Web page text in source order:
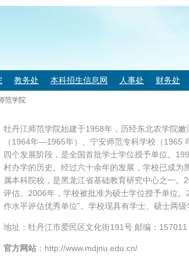
教务处 本科招生信息网 人事处 财务处
范学院
牡丹江师范学院始建于1958年，历经东北农学院
（1964年—1965年）、宁安师范专科学校（1965
四个发展阶段，是全国首批学士学位授予单位。
村办学的历史。经过六十余年的发展，学校已成
属本科院校，是黑龙江省基础教育研究中心之一
评估。2006年，学校被批准为硕士学位授予单位
作水平评估优秀单位”。学校现具有学士、硕士两级
地址：牡丹江市爱民区文化街191号 邮编：157011
官方网站 ：http://www.mdjnu.edu.cn/